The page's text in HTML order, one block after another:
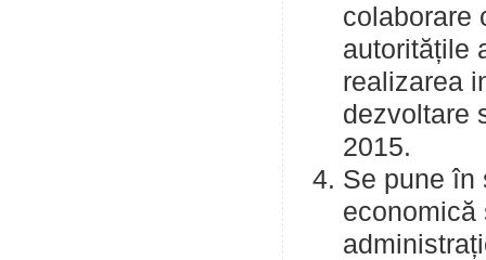
colaborare
autoritățile
realizarea
dezvoltare
2015.
Se pune în
economică